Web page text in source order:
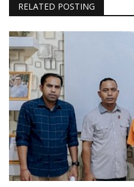
RELATED POSTING